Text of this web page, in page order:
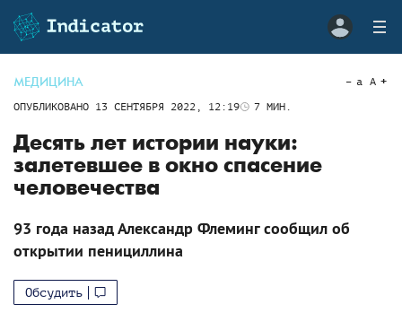
МЕДИЦИНА
ОПУБЛИКОВАНО 13 СЕНТЯБРЯ 2022, 12:19 7 МИН.
a A
Десять лет истории науки:
залетевшее в окно спасение
человечества
93 года назад Александр Флеминг сообщил об
открытии пенициллина
Обсудить